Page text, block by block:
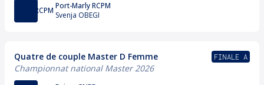
RCPM Port-Marly RCPM
Svenja OBEGI
Quatre de couple Master D Femme
Championnat national Master 2026
FINALE A